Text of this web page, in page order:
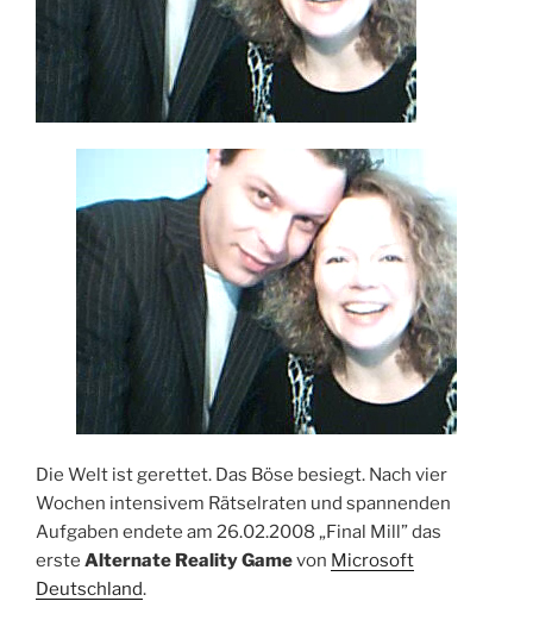
Die Welt ist gerettet. Das Böse besiegt. Nach vier
Wochen intensivem Rätselraten und spannenden
Aufgaben endete am 26.02.2008 „Final Mill” das
erste Alternate Reality Gamevon Microsoft
Deutschland.